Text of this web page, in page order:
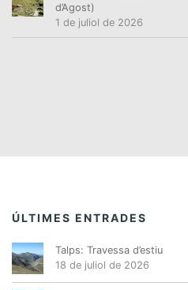
d’Agost)
1 de juliol de 2026
ÚLTIMES ENTRADES
Talps: Travessa d’estiu
18 de juliol de 2026